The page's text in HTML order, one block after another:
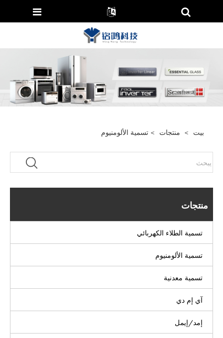
بيت > منتجات > تسمية الألومنيوم
منتجات
تسمية الطلاء الكهربائي
تسمية الألومنيوم
تسمية معدنية
آي إم دي
إمد/إيمل